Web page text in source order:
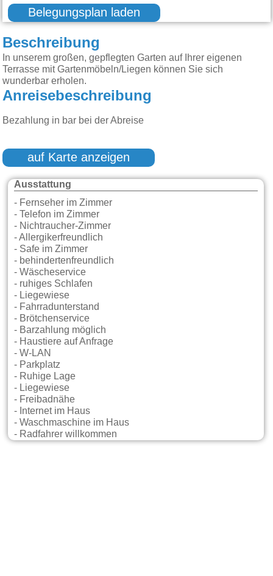
Belegungsplan laden
Beschreibung
In unserem großen, gepflegten Garten auf Ihrer eigenen
Terrasse mit Gartenmöbeln/Liegen können Sie sich
wunderbar erholen.
Anreisebeschreibung
Bezahlung in bar bei der Abreise
auf Karte anzeigen
Ausstattung
- Fernseher im Zimmer
- Telefon im Zimmer
- Nichtraucher-Zimmer
- Allergikerfreundlich
- Safe im Zimmer
- behindertenfreundlich
- Wäscheservice
- ruhiges Schlafen
- Liegewiese
- Fahrradunterstand
- Brötchenservice
- Barzahlung möglich
- Haustiere auf Anfrage
- W-LAN
- Parkplatz
- Ruhige Lage
- Liegewiese
- Freibadnähe
- Internet im Haus
- Waschmaschine im Haus
- Radfahrer willkommen